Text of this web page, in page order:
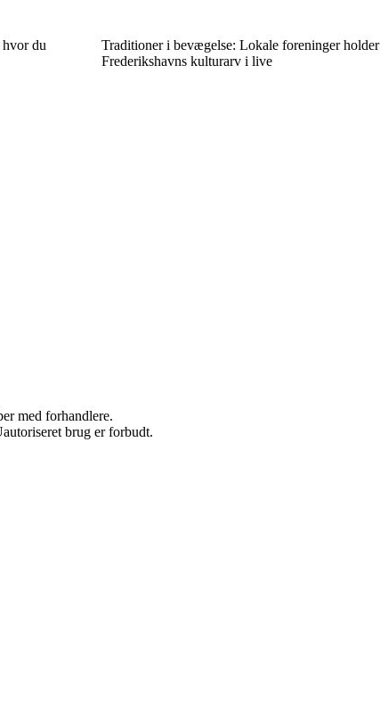
hvor du
Traditioner i bevægelse: Lokale foreninger holder
Frederikshavns kulturarv i live
med forhandlere.
brug er forbudt.